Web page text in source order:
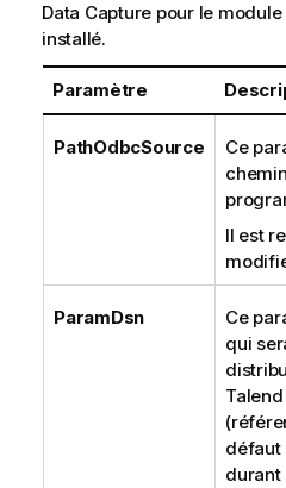
Data Capture pour le module
installé.
Paramètre
PathOdbcSource
Ce
Il est
ParamDsn
Ce
qui
défaut
durant